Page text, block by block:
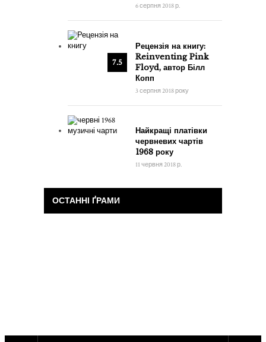
6 серпня 2018 р.
7.5
Рецензія на книгу:
Reinventing Pink
Floyd, автор Білл
Копп
3 серпня 2018 року
Найкращі платівки
червневих чартів
1968 року
11 червня 2018 р.
ОСТАННІ ҐРАМИ